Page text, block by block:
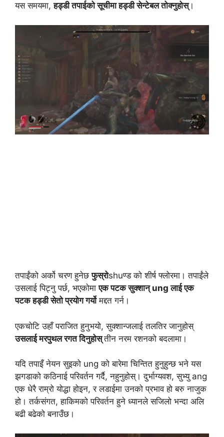
यस समयमा,हड्डी तपाईको सूचीमा हड्डी सेन्टेबल तोक्नुहोस्।
तपाईंको अर्को चरण हुनेछफुस्रोshuण्ड को शीर्ष फ्लोरमा। तपाईंले
उसलाई पिट्नु पर्छ, भएकोमाएक पटक सुक्शान् ung लाई एक
पटक हड्डी सेतो प्रयोग गर्योमद्दत गर्न।
एकचोटि उहाँ पराजित हुनुभयो, सुक्शान्जलाई तलतिर जानुहोस्
उसलाई मरपुथल रगत दिनुहोस्तीन नरम रशनको बदलामा।
यदि तपाइँ नेयन सुइको ung को बारेमा चिन्तित हुनुहुन्छ भने यस
झगडाको कठिनाई परिवर्तन गर्दै, नहुनुहोस्। दुर्भाग्यवश, सुभ्यु ang
एक धेरै राम्रो योद्धा होइन, र लडाईमा उनको प्रभाव हो बरु नाजुक
हो। तर्कसंगत, हाकिमको परिवर्तन हुने ध्यानले सजिलो भन्दा अलि
बढी बढेको बनाउँछ।